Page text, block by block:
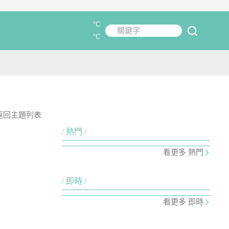
關鍵字
°C
°C
回主題列表
熱門
看更多 熱門
即時
看更多 即時